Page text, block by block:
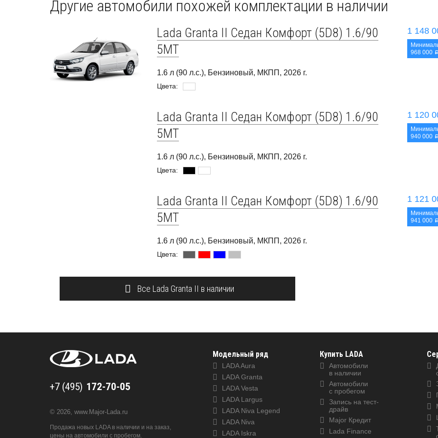
Другие автомобили похожей комплектации в наличии
Lada Granta II Седан Комфорт (5D8) 1.6/90
5MT
1.6 л (90 л.с.), Бензиновый, МКПП, 2026 г.
Цвета:
1 148
968 000
Lada Granta II Седан Комфорт (5D8) 1.6/90
5MT
1.6 л (90 л.с.), Бензиновый, МКПП, 2026 г.
Цвета:
1 120
940 000
Lada Granta II Седан Комфорт (5D8) 1.6/90
5MT
1.6 л (90 л.с.), Бензиновый, МКПП, 2026 г.
Цвета:
1 121
941 000
Все Lada Granta II в наличии
+7 (495)
+7 (495) 172-70-05
Модельный ряд
LADA Aura
LADA Granta
LADA Vesta
LADA Largus
LADA Niva Legend
LADA Niva
LADA Iskra
Купить LADA
Автомобили
в наличии
Автомобили
с пробегом
Запись на тест-
драйв
Major Кредит
Lada Finance
© 2026, www.Major-Lada.ru
Продажа новых LADA в наличии и на заказ,
цены на автомобили с пробегом.